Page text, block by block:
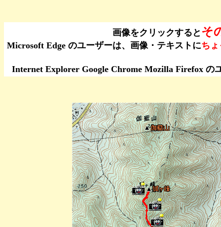
画像をクリックすると そ
Microsoft Edge のユーザーは、画像・テキストにち
Internet Explorer Google Chrome Mozilla Firefox の